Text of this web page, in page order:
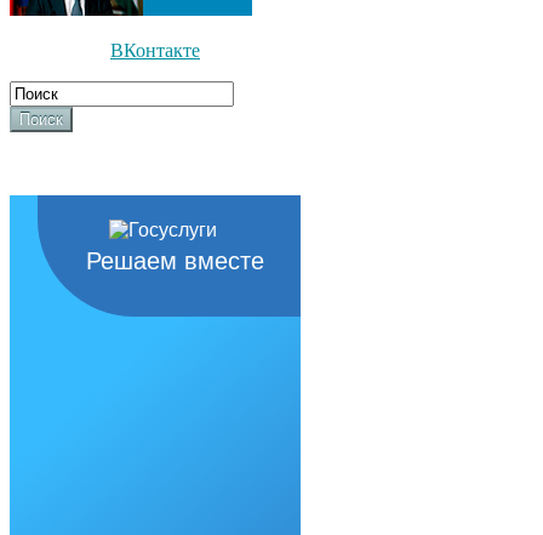
ВКонтакте
Поиск
Решаем вместе